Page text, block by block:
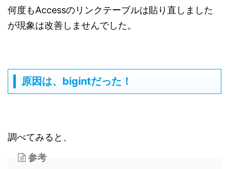
何度もAccessのリンクテーブルは貼り直しました
が現象は改善しませんでした。
原因は、bigintだった！
調べてみると、
参考